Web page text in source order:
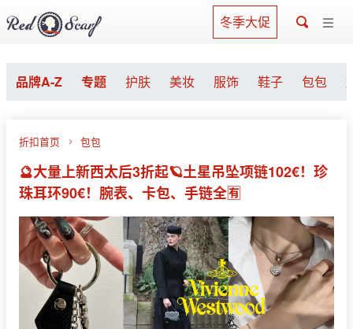
冬季大促
品牌A-Z 专题 护肤 美妆 服饰 鞋子 包包
折扣首页 包包
🔮大量上新西太后3折起🪐土星吊坠项链102€！珍
珠耳环90€！腕表、卡包、手链全🈶